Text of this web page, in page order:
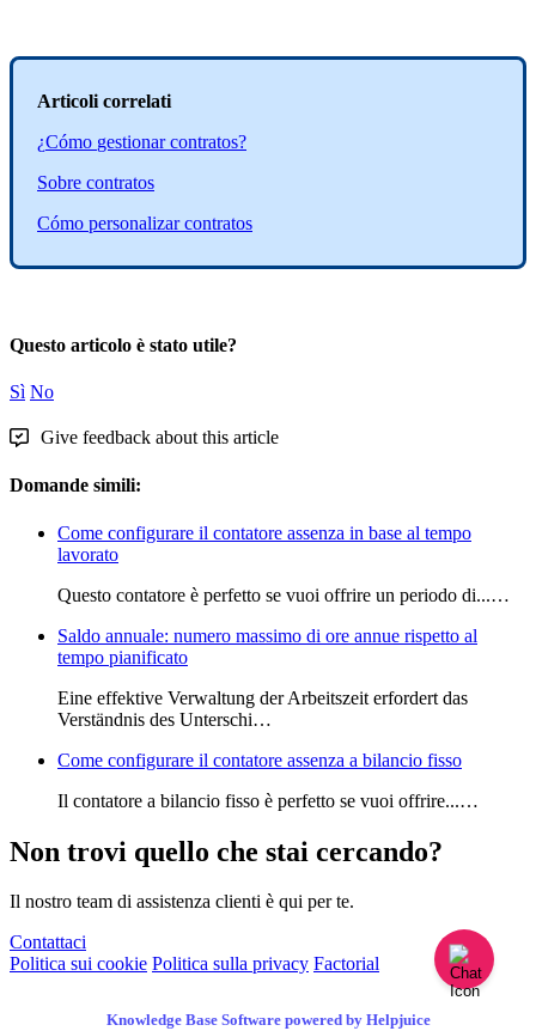
Articoli correlati
¿Cómo gestionar contratos?
Sobre contratos
Cómo personalizar contratos
Questo articolo è stato utile?
Sì No
Give feedback about this article
Domande simili:
Come configurare il contatore assenza in base al tempo
lavorato
Questo contatore è perfetto se vuoi offrire un periodo di...…
Saldo annuale: numero massimo di ore annue rispetto al
tempo pianificato
Eine effektive Verwaltung der Arbeitszeit erfordert das
Verständnis des Unterschi…
Come configurare il contatore assenza a bilancio fisso
Il contatore a bilancio fisso è perfetto se vuoi offrire...…
Non trovi quello che stai cercando?
Il nostro team di assistenza clienti è qui per te.
Contattaci
Politica sui cookie Politica sulla privacy Factorial
Knowledge Base Software powered by Helpjuice